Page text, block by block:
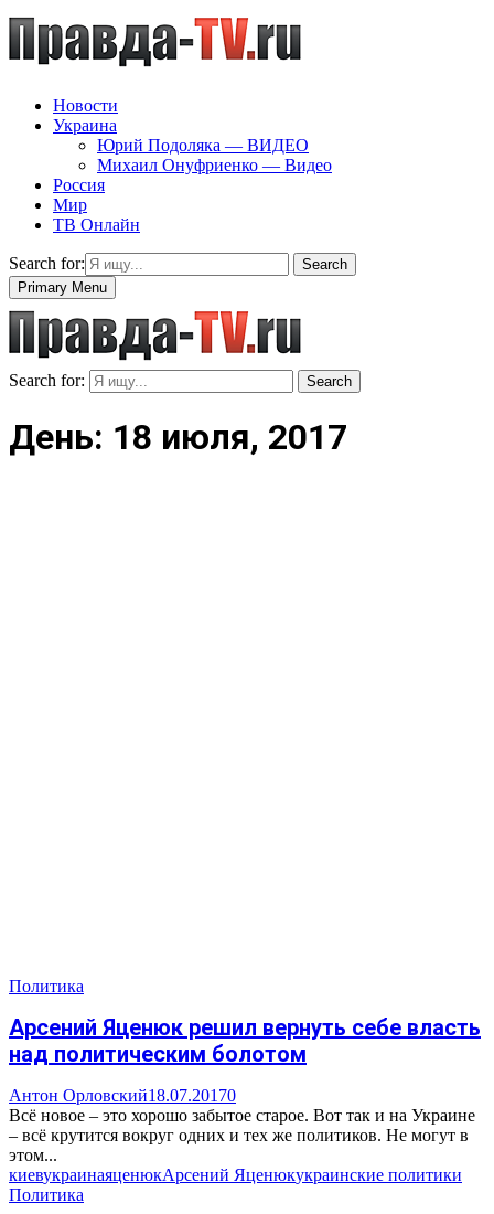
Новости
Украина
Юрий Подоляка — ВИДЕО
Михаил Онуфриенко — Видео
Россия
Мир
ТВ Онлайн
Search for:
Search
Primary Menu
Search for: Search
День: 18 июля, 2017
Политика
Арсений Яценюк решил вернуть себе власть
над политическим болотом
Антон Орловский18.07.20170
Всё новое – это хорошо забытое старое. Вот так и на Украине
– всё крутится вокруг одних и тех же политиков. Не могут в
этом...
киевукраинаяценюкАрсений Яценюкукраинские политики
Политика